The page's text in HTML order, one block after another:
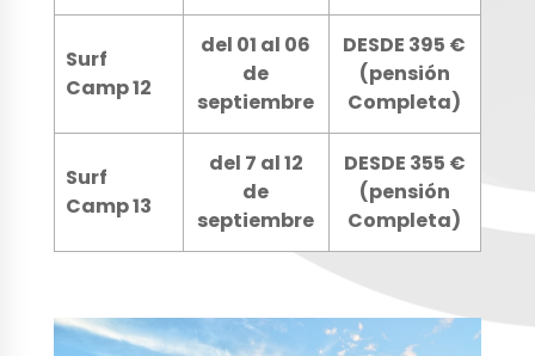
Surf
Camp 12
del 01 al 06
de
septiembre
DESDE 395 €
(pensión
Completa)
Surf
Camp 13
del 7 al 12
de
septiembre
DESDE 355 €
(pensión
Completa)